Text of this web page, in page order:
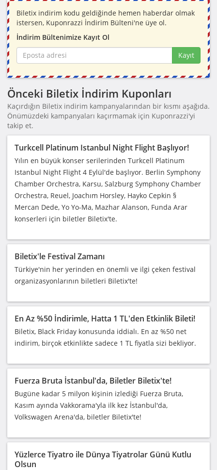
Biletix indirim kodu geldiğinde hemen haberdar olmak
istersen, Kuponrazzi İndirim Bülteni'ne üye ol.
İndirim Bültenimize Kayıt Ol
Kayıt
Önceki Biletix İndirim Kuponları
Kaçırdığın Biletix indirim kampanyalarından bir kısmı aşağıda.
Önümüzdeki kampanyaları kaçırmamak için Kuponrazzi'yi
takip et.
Turkcell Platinum Istanbul Night Flight Başlıyor!
Yılın en büyük konser serilerinden Turkcell Platinum
Istanbul Night Flight 4 Eylül'de başlıyor. Berlin Symphony
Chamber Orchestra, Karsu, Salzburg Symphony Chamber
Orchestra, Reuel, Joachım Horsley, Hayko Cepkin §
Mercan Dede, Yo Yo-Ma, Mazhar Alanson, Funda Arar
konserleri için biletler Biletix'te.
Biletix'le Festival Zamanı
Türkiye'nin her yerinden en önemli ve ilgi çeken festival
organizasyonlarının biletleri Biletix'te!
En Az %50 İndirimle, Hatta 1 TL'den Etkinlik Bileti!
Biletix, Black Friday konusunda iddialı. En az %50 net
indirim, birçok etkinlikte sadece 1 TL fiyatla sizi bekliyor.
Fuerza Bruta İstanbul'da, Biletler Biletix'te!
Bugüne kadar 5 milyon kişinin izlediği Fuerza Bruta,
Kasım ayında Vakkorama'yla ilk kez İstanbul'da,
Volkswagen Arena'da, biletler Biletix'te!
Yüzlerce Tiyatro ile Dünya Tiyatrolar Günü Kutlu
Olsun